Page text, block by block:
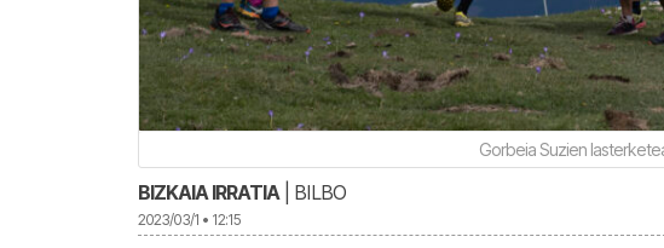
Gorbeia Suzien
BIZKAIA IRRATIA| BILBO
2023/03/1 • 12:15